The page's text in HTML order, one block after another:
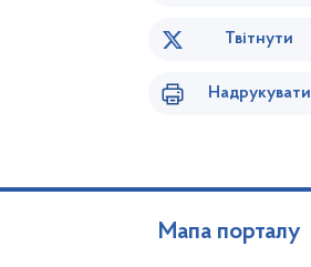
Твітнути
Надрукувати
Мапа порталу